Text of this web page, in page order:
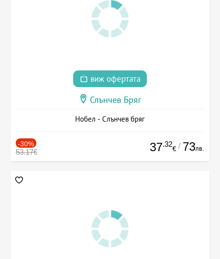
виж офертата
Слънчев Бряг
Нобел - Слънчев бряг
-30%
53.17€ 37.32
€ / 73лв.